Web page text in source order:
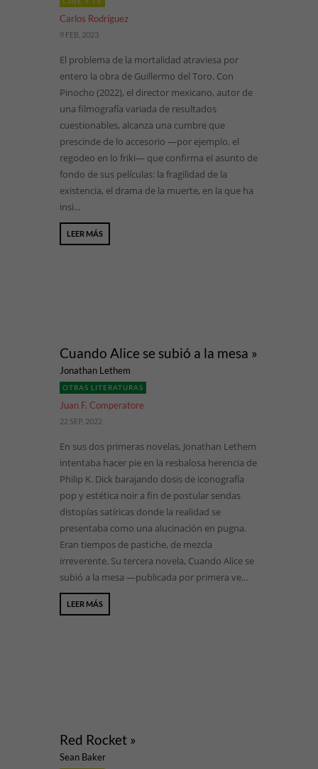
Carlos Rodríguez
9 FEB, 2023
El problema de la mortalidad atraviesa por
entero la obra de Guillermo del Toro. Con
Pinocho (2022), el director mexicano, autor de
una filmografía variada de resultados
cuestionables, alcanza una cumbre que
prescinde de lo accesorio —por ejemplo, el
regodeo en lo friki— que confirma el asunto de
fondo de sus películas: la fragilidad de la
existencia, el drama de la muerte, en la que ha
insi...
LEER MÁS
Cuando Alice se subió a la mesa »
Jonathan Lethem
OTRAS LITERATURAS
Juan F. Comperatore
22 SEP, 2022
En sus dos primeras novelas, Jonathan Lethem
intentaba hacer pie en la resbalosa herencia de
Philip K. Dick barajando dosis de iconografía
pop y estética noir a fin de postular sendas
distopías satíricas donde la realidad se
presentaba como una alucinación en pugna.
Eran tiempos de pastiche, de mezcla
irreverente. Su tercera novela, Cuando Alice se
subió a la mesa —publicada por primera ve...
LEER MÁS
Red Rocket »
Sean Baker